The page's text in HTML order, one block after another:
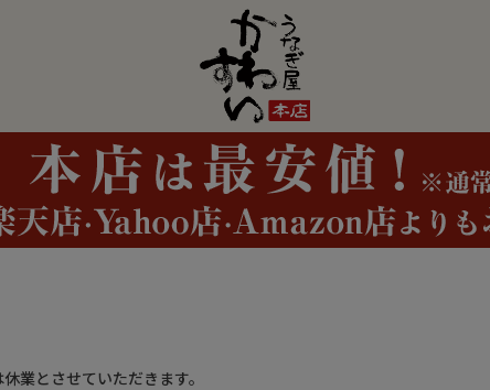
業とさせていただきます。